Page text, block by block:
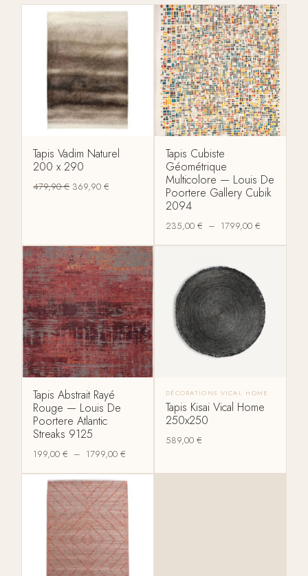
Tapis Vadim Naturel
200 x 290
479,90€ 369,90€
Tapis Cubiste
Géométrique
Multicolore — Louis De
Poortere Gallery Cubik
2094
235,00 € – 1799,00 €
Tapis Abstrait Rayé
Rouge — Louis De
Poortere Atlantic
Streaks 9125
199,00€ – 1799,00€
DÉCORATIONS VICAL HOME
Tapis Kisai Vical Home
250x250
589,00 €